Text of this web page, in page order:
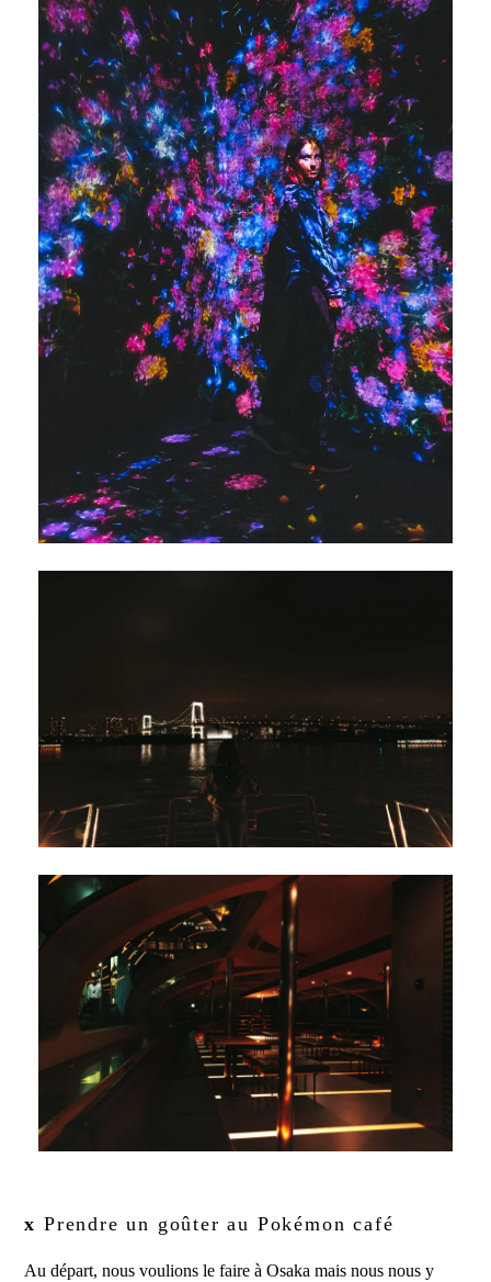
x Prendre un goûter au Pokémon café
Au départ, nous voulions le faire à Osaka mais nous nous y